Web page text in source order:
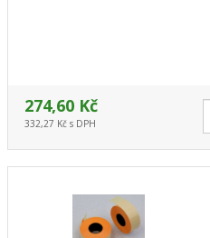
274,60 Kč
332,27 Kč s DPH